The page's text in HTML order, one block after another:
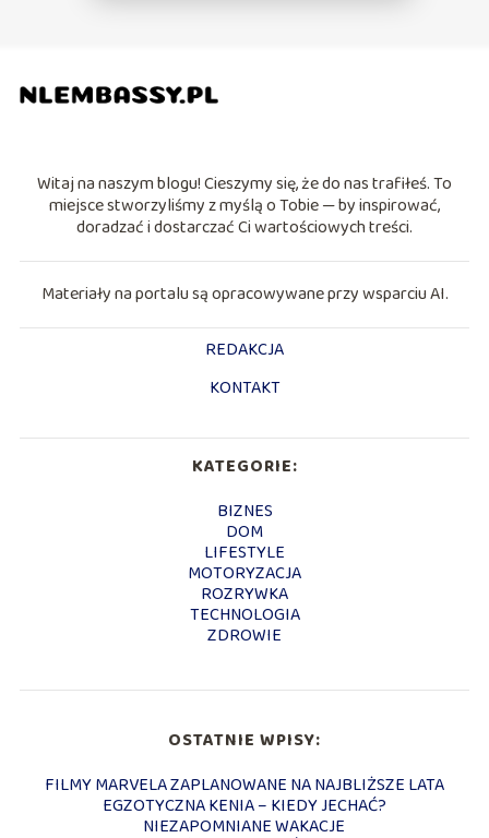
Witaj na naszym blogu! Cieszymy się, że do nas trafiłeś. To
miejsce stworzyliśmy z myślą o Tobie — by inspirować,
doradzać i dostarczać Ci wartościowych treści.
Materiały na portalu są opracowywane przy wsparciu AI.
REDAKCJA
KONTAKT
KATEGORIE:
BIZNES
DOM
LIFESTYLE
MOTORYZACJA
ROZRYWKA
TECHNOLOGIA
ZDROWIE
OSTATNIE WPISY:
FILMY MARVELA ZAPLANOWANE NA NAJBLIŻSZE LATA
EGZOTYCZNA KENIA – KIEDY JECHAĆ?
NIEZAPOMNIANE WAKACJE